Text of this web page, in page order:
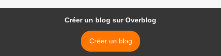
Créer un blog sur Overblog
Créer un blog